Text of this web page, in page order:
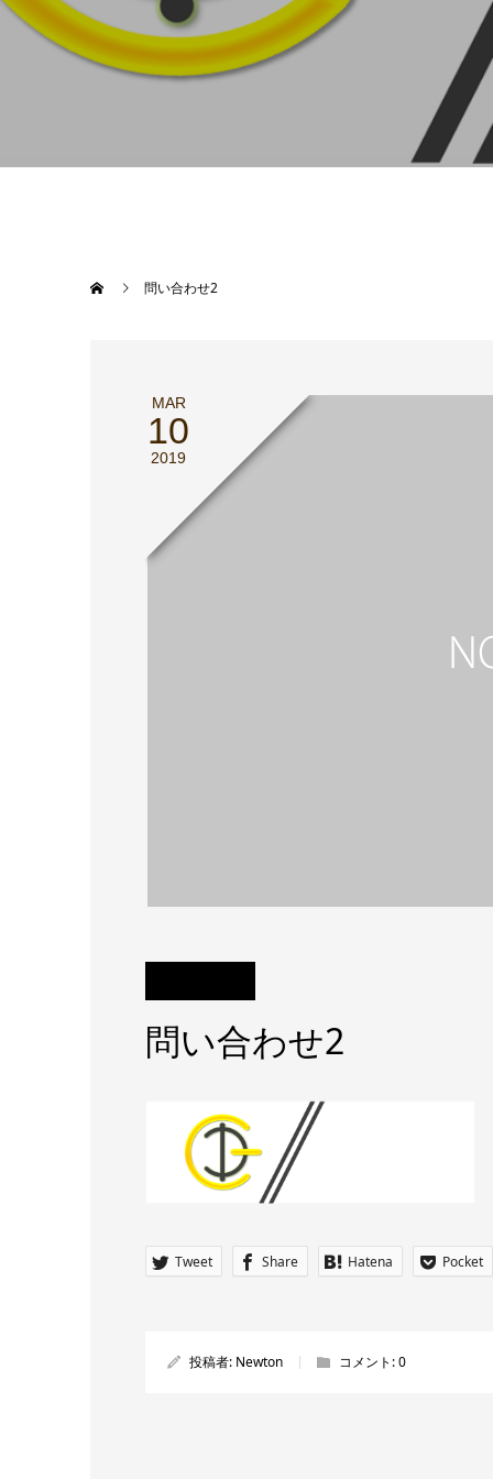
問い合わせ2
MAR
10
2019
問い合わせ2
Tweet Share Hatena Pocket
投稿者: Newton コメント:0